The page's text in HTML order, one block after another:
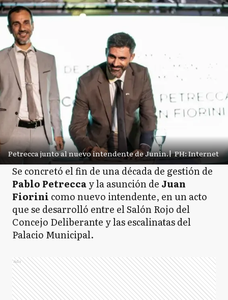
Petrecca junto al nuevo intendente de Junín.| PH: Internet
Se concretó el fin de una década de gestión de
Pablo Petreccay la asunción de Juan
Fiorini como nuevo intendente, en un acto
que se desarrolló entre el Salón Rojo del
Concejo Deliberante y las escalinatas del
Palacio Municipal.
Ads